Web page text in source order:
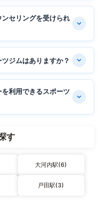
セリングを受けられ
ジムはありますか？
利用できるスポーツ
す
大河内駅(6)
戸田駅(3)